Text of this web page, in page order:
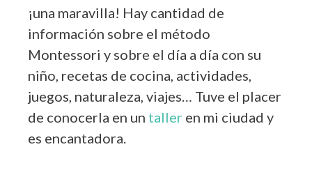
¡una maravilla! Hay cantidad de
información sobre el método
Montessori y sobre el día a día con su
niño, recetas de cocina, actividades,
juegos, naturaleza, viajes… Tuve el placer
de conocerla en un taller en mi ciudad y
es encantadora.